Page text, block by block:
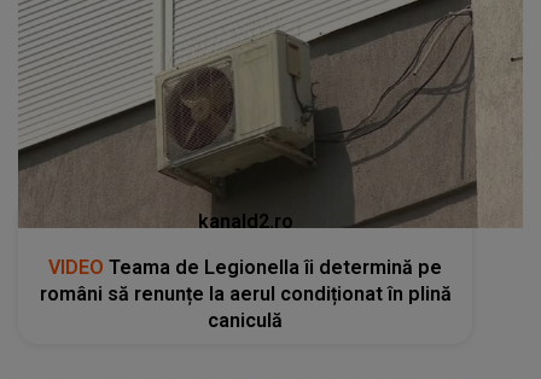
kanald2.ro
VIDEO Teama de Legionella îi determină pe
români să renunțe la aerul condiționat în plină
caniculă